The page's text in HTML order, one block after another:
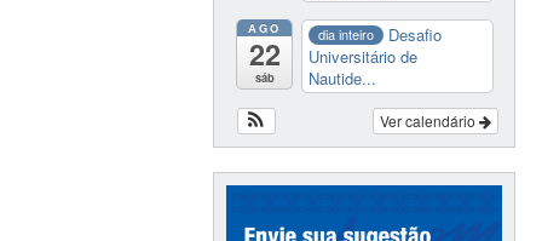
AGO
22
sáb
dia inteiro
Desafio
Universitário de
Nautide...
Ver calendário